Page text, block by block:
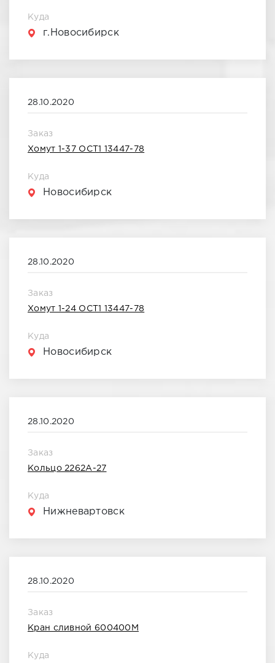
Куда
г.Новосибирск
28.10.2020
Заказ
Хомут 1-37 ОСТ1 13447-78
Куда
Новосибирск
28.10.2020
Заказ
Хомут 1-24 ОСТ1 13447-78
Куда
Новосибирск
28.10.2020
Заказ
Кольцо 2262А-27
Куда
Нижневартовск
28.10.2020
Заказ
Кран сливной 600400М
Куда